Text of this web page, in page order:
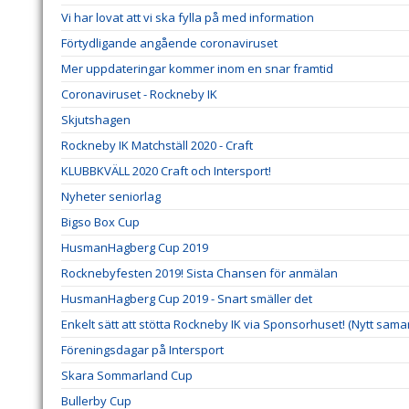
Vi har lovat att vi ska fylla på med information
Förtydligande angående coronaviruset
Mer uppdateringar kommer inom en snar framtid
Coronaviruset - Rockneby IK
Skjutshagen
Rockneby IK Matchställ 2020 - Craft
KLUBBKVÄLL 2020 Craft och Intersport!
Nyheter seniorlag
Bigso Box Cup
HusmanHagberg Cup 2019
Rocknebyfesten 2019! Sista Chansen för anmälan
HusmanHagberg Cup 2019 - Snart smäller det
Enkelt sätt att stötta Rockneby IK via Sponsorhuset! (Nytt
Föreningsdagar på Intersport
Skara Sommarland Cup
Bullerby Cup